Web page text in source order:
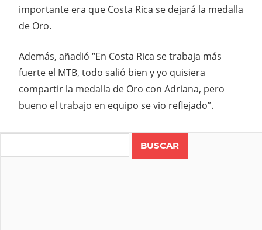
importante era que Costa Rica se dejará la medalla
de Oro.
Además, añadió “En Costa Rica se trabaja más
fuerte el MTB, todo salió bien y yo quisiera
compartir la medalla de Oro con Adriana, pero
bueno el trabajo en equipo se vio reflejado”.